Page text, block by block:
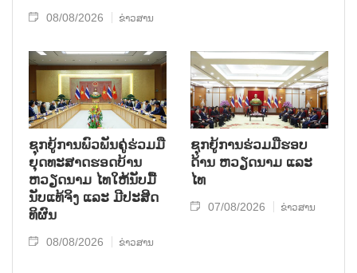
08/08/2026 ຂ່າວສານ
ຊຸກ​ຍູ້​ການ​ພົວ​ພັນ​ຄູ່​ຮ່ວມ​ມື​
ຍຸດ​ທະ​ສາດ​ຮອດ​ບ້ານ
ຫວຽດ​ນາມ ໄທ​ໃຫ້​ນັບ​ມື້​
ນັບ​ແທ້​ຈິງ ແລະ ມີ​ປະ​ສິດ​
ທິ​ຜົນ
08/08/2026 ຂ່າວສານ
ຊຸກຍູ້ການຮ່ວມມືຮອບ
ດ້ານ ຫວຽດນາມ ແລະ
ໄທ
07/08/2026 ຂ່າວສານ